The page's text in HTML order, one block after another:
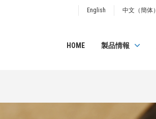
English 中文（簡体）
HOME 製品情報